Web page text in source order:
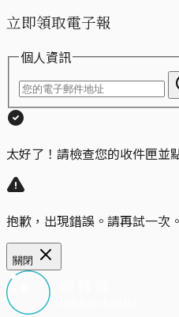
立即領取電子報
個人資訊
太好了！請檢查您的收件匣並
抱歉，出現錯誤。請再試一次。
關閉